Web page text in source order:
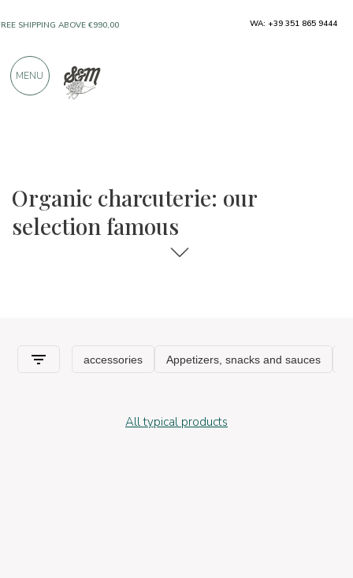
Organic charcuterie: our
selection famous
All typical products
SHIPPING ABOVE €990,00
PRODUCTS FROM EXCELLENT
WA: +39 351 865 9444
MENU